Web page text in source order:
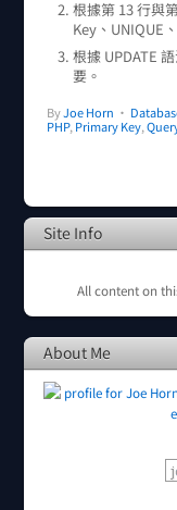
根據第 13 行與
Key、UNIQUE
根據 UPDATE
要。
ByJoe Horn •
PHP, Primary Key,
Site Info
All content on
About Me